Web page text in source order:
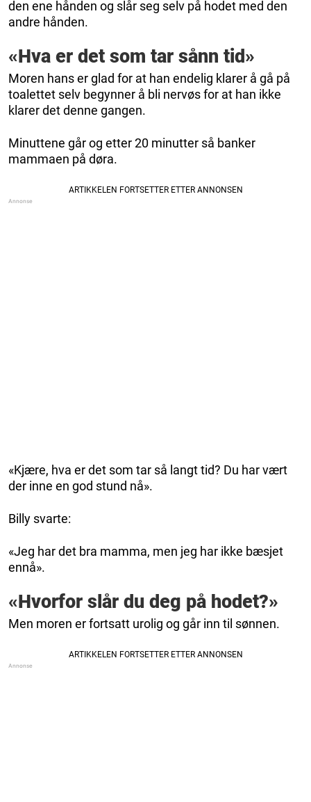
den ene hånden og slår seg selv på hodet med den
andre hånden.
«Hva er det som tar sånn tid»
Moren hans er glad for at han endelig klarer å gå på
toalettet selv begynner å bli nervøs for at han ikke
klarer det denne gangen.
Minuttene går og etter 20 minutter så banker
mammaen på døra.
«Kjære, hva er det som tar så langt tid? Du har vært
der inne en god stund nå».
Billy svarte:
«Jeg har det bra mamma, men jeg har ikke bæsjet
ennå».
«Hvorfor slår du deg på hodet?»
Men moren er fortsatt urolig og går inn til sønnen.